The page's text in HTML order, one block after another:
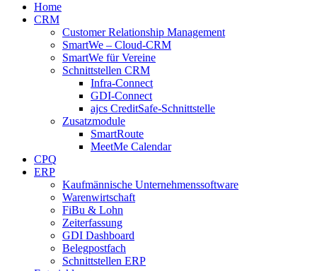
Home
CRM
Customer Relationship Management
SmartWe – Cloud-CRM
SmartWe für Vereine
Schnittstellen CRM
Infra-Connect
GDI-Connect
ajcs CreditSafe-Schnittstelle
Zusatzmodule
SmartRoute
MeetMe Calendar
CPQ
ERP
Kaufmännische Unternehmenssoftware
Warenwirtschaft
FiBu & Lohn
Zeiterfassung
GDI Dashboard
Belegpostfach
Schnittstellen ERP